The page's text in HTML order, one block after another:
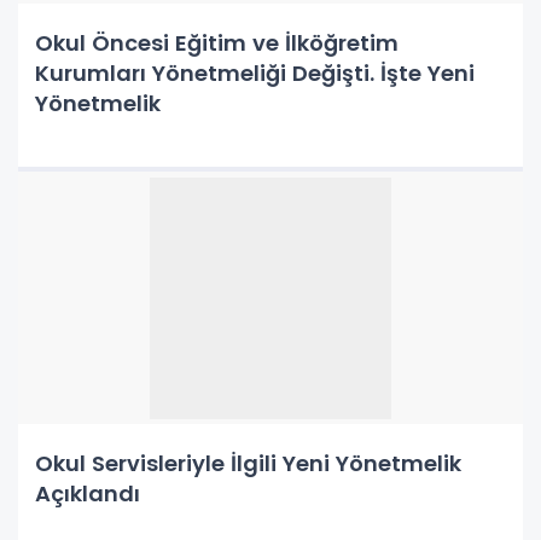
Okul Öncesi Eğitim ve İlköğretim
Kurumları Yönetmeliği Değişti. İşte Yeni
Yönetmelik
Okul Servisleriyle İlgili Yeni Yönetmelik
Açıklandı